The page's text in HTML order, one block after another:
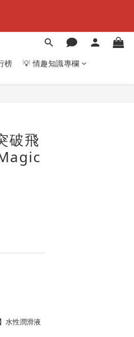
榜 💡 情趣知識專欄
破飛
水性潤滑液